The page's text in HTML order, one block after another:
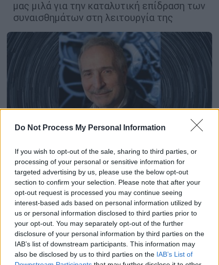
Do Not Process My Personal Information
If you wish to opt-out of the sale, sharing to third parties, or
processing of your personal or sensitive information for
targeted advertising by us, please use the below opt-out
section to confirm your selection. Please note that after your
opt-out request is processed you may continue seeing
interest-based ads based on personal information utilized by
us or personal information disclosed to third parties prior to
your opt-out. You may separately opt-out of the further
disclosure of your personal information by third parties on the
IAB’s list of downstream participants. This information may
also be disclosed by us to third parties on the IAB’s List of
μας μιλά για την καταλυτική επίδραση των
συναισθημάτων στη λειτουργία της
Open life| 11.01.2020 16:55
Μάνος Δανέζης: O χρόνος, η γέννηση
του σύμπαντος και οι παρανοήσεις
Ο επίκουρος καθηγητής Αστροφυσικής
του Πανεπιστημίου Αθηνών και
συγγραφέας πολλών βιβλίων Μάνος
Δανέζης μας ξεναγεί στα μυστικά του
Σύμπαντος